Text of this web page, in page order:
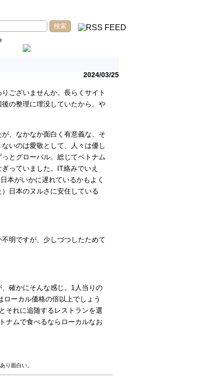
2024/03/25
ございませんか。長らくサイト
の整理に埋没していたから。や
、なかなか面白く有意義な、そ
いのは愛敬として、人々は優し
とグローバル。総じてベトナム
っていました。IT絡みでいえ
本がいかに遅れているかもよく
日本のヌルさに安住している
明ですが、少しづつしたためて
確かにそんな感じ。1人当りの
ーカル価格の倍以上でしょう
それに追随するレストランを選
ナムで食べるならローカルなお
り面白い。